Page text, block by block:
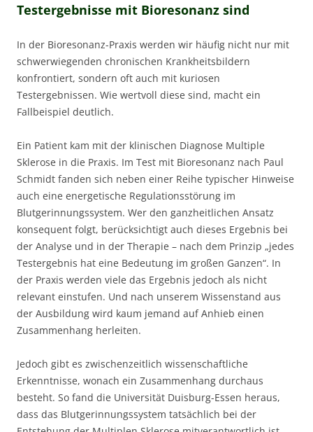
Testergebnisse mit Bioresonanz sind
In der Bioresonanz-Praxis werden wir häufig nicht nur mit
schwerwiegenden chronischen Krankheitsbildern
konfrontiert, sondern oft auch mit kuriosen
Testergebnissen. Wie wertvoll diese sind, macht ein
Fallbeispiel deutlich.
Ein Patient kam mit der klinischen Diagnose Multiple
Sklerose in die Praxis. Im Test mit Bioresonanz nach Paul
Schmidt fanden sich neben einer Reihe typischer Hinweise
auch eine energetische Regulationsstörung im
Blutgerinnungssystem. Wer den ganzheitlichen Ansatz
konsequent folgt, berücksichtigt auch dieses Ergebnis bei
der Analyse und in der Therapie – nach dem Prinzip „jedes
Testergebnis hat eine Bedeutung im großen Ganzen“. In
der Praxis werden viele das Ergebnis jedoch als nicht
relevant einstufen. Und nach unserem Wissenstand aus
der Ausbildung wird kaum jemand auf Anhieb einen
Zusammenhang herleiten.
Jedoch gibt es zwischenzeitlich wissenschaftliche
Erkenntnisse, wonach ein Zusammenhang durchaus
besteht. So fand die Universität Duisburg-Essen heraus,
dass das Blutgerinnungssystem tatsächlich bei der